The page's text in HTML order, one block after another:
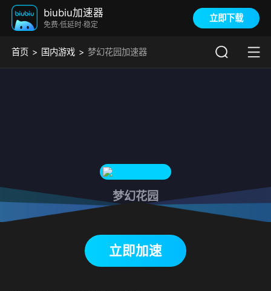
biubiu加速器
免费·低延时·稳定
立即下载
首页 国内游戏 梦幻花园加速器
梦幻花园
立即加速